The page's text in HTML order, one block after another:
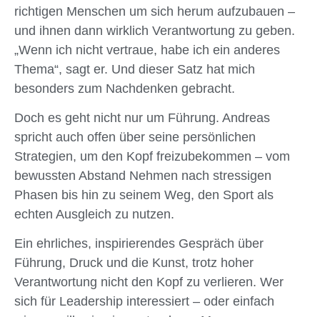
richtigen Menschen um sich herum aufzubauen –
und ihnen dann wirklich Verantwortung zu geben.
„Wenn ich nicht vertraue, habe ich ein anderes
Thema“, sagt er. Und dieser Satz hat mich
besonders zum Nachdenken gebracht.
Doch es geht nicht nur um Führung. Andreas
spricht auch offen über seine persönlichen
Strategien, um den Kopf freizubekommen – vom
bewussten Abstand Nehmen nach stressigen
Phasen bis hin zu seinem Weg, den Sport als
echten Ausgleich zu nutzen.
Ein ehrliches, inspirierendes Gespräch über
Führung, Druck und die Kunst, trotz hoher
Verantwortung nicht den Kopf zu verlieren. Wer
sich für Leadership interessiert – oder einfach